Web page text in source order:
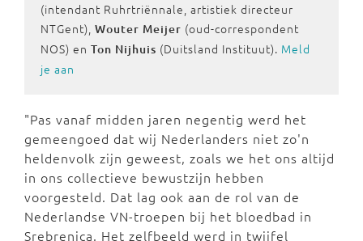
(intendant Ruhrtriënnale, artistiek directeur
NTGent), Wouter Meijer (oud-correspondent
NOS) en Ton Nijhuis (Duitsland Instituut). Meld
je aan
"Pas vanaf midden jaren negentig werd het
gemeengoed dat wij Nederlanders niet zo'n
heldenvolk zijn geweest, zoals we het ons altijd
in ons collectieve bewustzijn hebben
voorgesteld. Dat lag ook aan de rol van de
Nederlandse VN-troepen bij het bloedbad in
Srebrenica. Het zelfbeeld werd in twijfel